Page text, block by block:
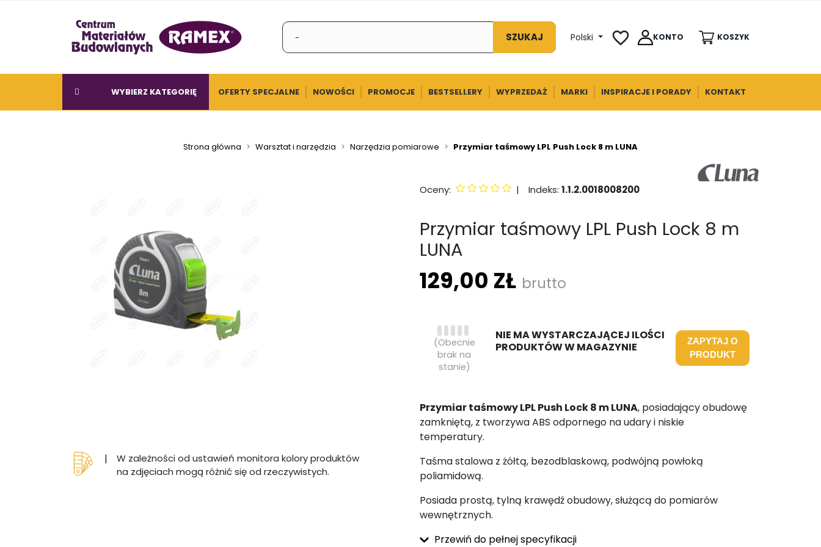
SZUKAJ Polski favorite_border KONTO KOSZYK
WYBIERZ KATEGORIĘ OFERTY SPECJALNE NOWOŚCI PROMOCJE BESTSELLERY WYPRZEDAŻ MARKI INSPIRACJE I PORADY KONTAKT
Strona główna Warsztat i narzędzia Narzędzia pomiarowe Przymiar taśmowy LPL Push Lock 8 m LUNA
|
W zależności od ustawień monitora kolory produktów
na zdjęciach mogą różnić się od rzeczywistych.
Oceny: | Indeks: 1.1.2.0018008200
Przymiar taśmowy LPL Push Lock 8 m
LUNA
129,00 ZŁ brutto
NIE MA WYSTARCZAJĄCEJ ILOŚCI
PRODUKTÓW W MAGAZYNIE
(Obecnie
brak na
stanie)
ZAPYTAJ O
PRODUKT
Przymiar taśmowy LPL Push Lock 8 m LUNA, posiadający obudowę
zamkniętą, z tworzywa ABS odpornego na udary i niskie
temperatury.
Taśma stalowa z żółtą, bezodblaskową, podwójną powłoką
poliamidową.
Posiada prostą, tylną krawędź obudowy, służącą do pomiarów
wewnętrznych.
Przewiń do pełnej specyfikacji